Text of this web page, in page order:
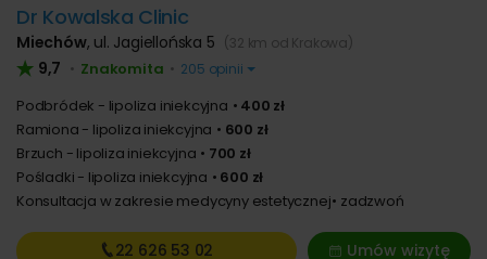
Dr Kowalska Clinic
Miechów, ul. Jagiellońska 5 (32 km od Krakowa)
9,7 • Znakomita • 205 opinii
Podbródek - lipoliza iniekcyjna
400 zł
Ramiona - lipoliza iniekcyjna
600 zł
Brzuch - lipoliza iniekcyjna
700 zł
Pośladki - lipoliza iniekcyjna
600 zł
Konsultacja w zakresie medycyny estetycznej zadzwoń
Umów wizytę
22 626 53 02